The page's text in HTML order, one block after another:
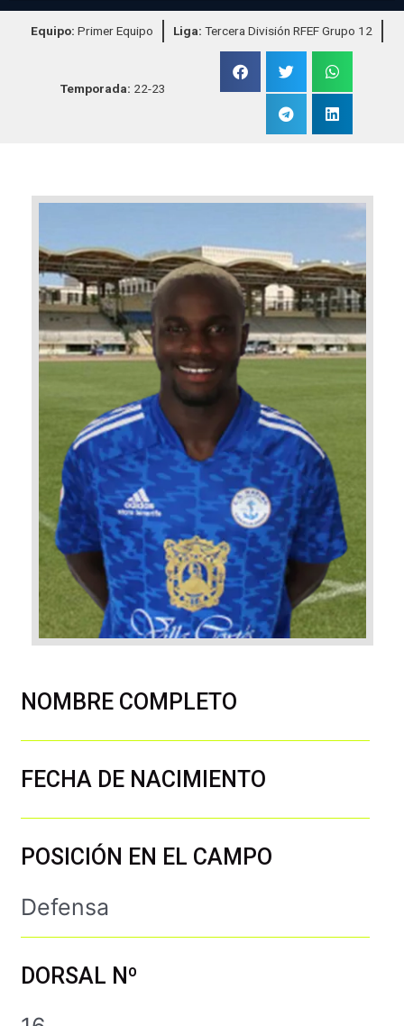
Equipo: Primer Equipo Liga: Tercera División RFEF Grupo 12
Temporada: 22-23
NOMBRE COMPLETO
FECHA DE NACIMIENTO
POSICIÓN EN EL CAMPO
Defensa
DORSAL Nº